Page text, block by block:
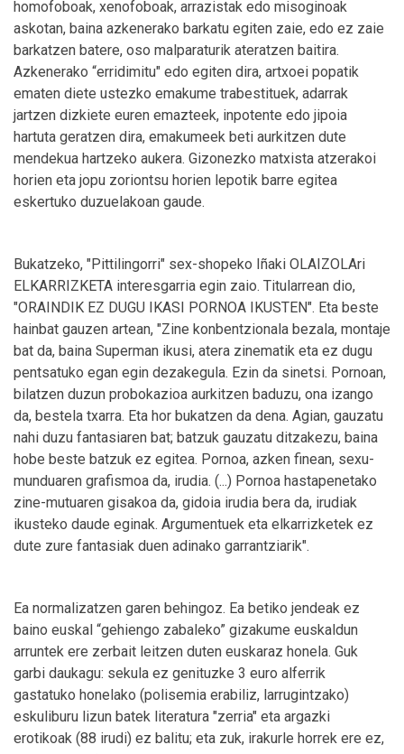
homofoboak, xenofoboak, arrazistak edo misoginoak
askotan, baina azkenerako barkatu egiten zaie, edo ez zaie
barkatzen batere, oso malparaturik ateratzen baitira.
Azkenerako “erridimitu" edo egiten dira, artxoei popatik
ematen diete ustezko emakume trabestituek, adarrak
jartzen dizkiete euren emazteek, inpotente edo jipoia
hartuta geratzen dira, emakumeek beti aurkitzen dute
mendekua hartzeko aukera. Gizonezko matxista atzerakoi
horien eta jopu zoriontsu horien lepotik barre egitea
eskertuko duzuelakoan gaude.
Bukatzeko, "Pittilingorri" sex-shopeko Iñaki OLAIZOLAri
ELKARRIZKETA interesgarria egin zaio. Titularrean dio,
"ORAINDIK EZ DUGU IKASI PORNOA IKUSTEN". Eta beste
hainbat gauzen artean, "Zine konbentzionala bezala, montaje
bat da, baina Superman ikusi, atera zinematik eta ez dugu
pentsatuko egan egin dezakegula. Ezin da sinetsi. Pornoan,
bilatzen duzun probokazioa aurkitzen baduzu, ona izango
da, bestela txarra. Eta hor bukatzen da dena. Agian, gauzatu
nahi duzu fantasiaren bat; batzuk gauzatu ditzakezu, baina
hobe beste batzuk ez egitea. Pornoa, azken finean, sexu-
munduaren grafismoa da, irudia. (...) Pornoa hastapenetako
zine-mutuaren gisakoa da, gidoia irudia bera da, irudiak
ikusteko daude eginak. Argumentuek eta elkarrizketek ez
dute zure fantasiak duen adinako garrantziarik".
Ea normalizatzen garen behingoz. Ea betiko jendeak ez
baino euskal “gehiengo zabaleko” gizakume euskaldun
arruntek ere zerbait leitzen duten euskaraz honela. Guk
garbi daukagu: sekula ez genituzke 3 euro alferrik
gastatuko honelako (polisemia erabiliz, larrugintzako)
eskuliburu lizun batek literatura "zerria" eta argazki
erotikoak (88 irudi) ez balitu; eta zuk, irakurle horrek ere ez,